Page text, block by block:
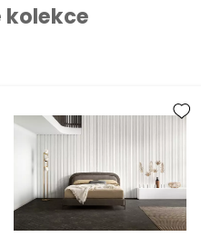
kolekce